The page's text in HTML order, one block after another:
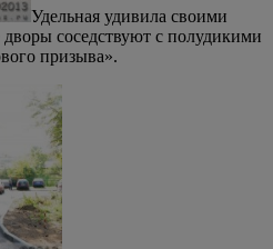
Удельная удивила своими
соседствуют с полудикими
призыва».